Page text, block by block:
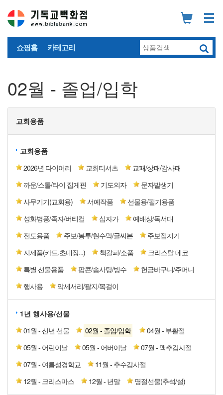
쇼핑홈 카테고리
02월 - 졸업/입학
교회용품
교회용품
2026년 다이어리
교회티셔츠
교패/상패/감사패
까운/스톨/타이 집게핀
기도의자
문자발생기
사무기기(교회용)
서예작품
선물용/필기용품
성화병풍/족자/버티컬
십자가
예배상/독서대
전도용품
주보/봉투/현수막/글씨본
주보접지기
지제품(카드,초대장...)
책갈피/소품
크리스탈 데코
특별 선물용품
팝콘/솜사탕/빙수
헌금바구니/주머니
행사용
악세서리/팔지/목걸이
1년 행사용/선물
01월 - 신년 선물
02월 - 졸업/입학
04월 - 부활절
05월 - 어린이날
05월 - 어버이날
07월 - 맥추감사절
07월 - 여름성경학교
11월 - 추수감사절
12월 - 크리스마스
12월 - 년말 명절선물(추석/설)